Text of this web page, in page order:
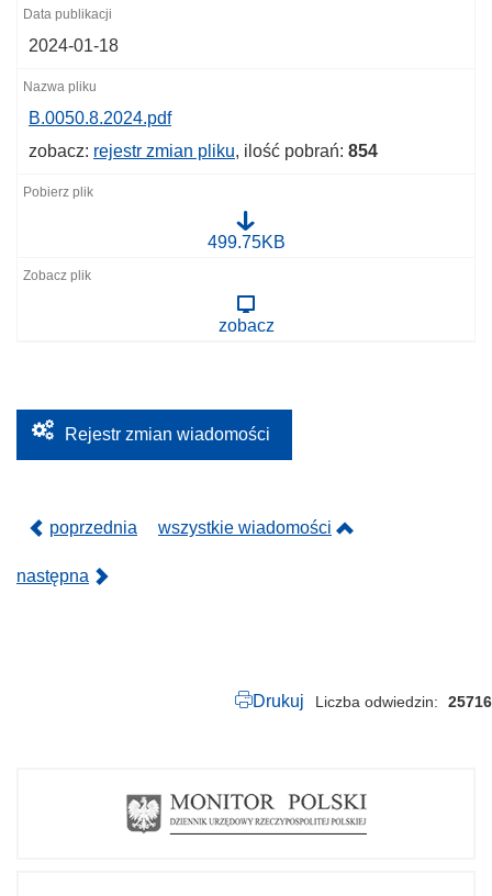
2024-01-18
B.0050.8.2024.pdf
zobacz: rejestr zmian pliku, ilość pobrań: 854
0
2
f
499.75KB
zobacz
Rejestr zmian wiadomości
poprzednia wszystkie wiadomości
następna
Drukuj Liczba odwiedzin 25716